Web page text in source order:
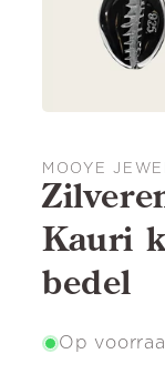
MOOYE
Kauri
bedel
Op